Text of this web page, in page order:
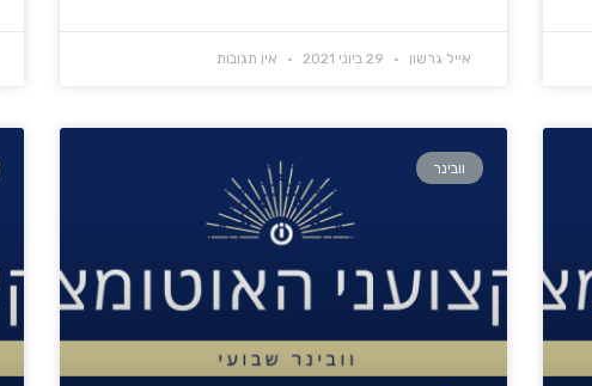
אייל גרשון אין תגובות
וובינר